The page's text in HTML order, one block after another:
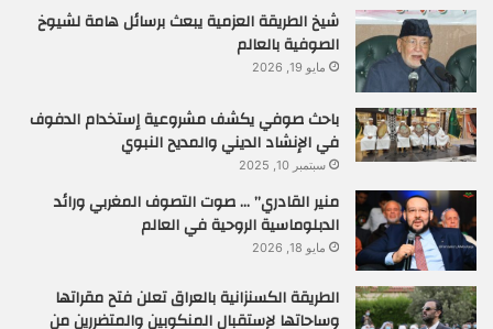
شيخ الطريقة العزمية يبعث برسائل هامة لشيوخ
الصوفية بالعالم
مايو 19, 2026
باحث صوفي يكشف مشروعية إستخدام الدفوف
في الإنشاد الديني والمديح النبوي
سبتمبر 10, 2025
منير القادري” … صوت التصوف المغربي ورائد
الدبلوماسية الروحية في العالم
مايو 18, 2026
الطريقة الكسنزانية بالعراق تعلن فتح مقراتها
وساحاتها لإستقبال المنكوبين والمتضررين من